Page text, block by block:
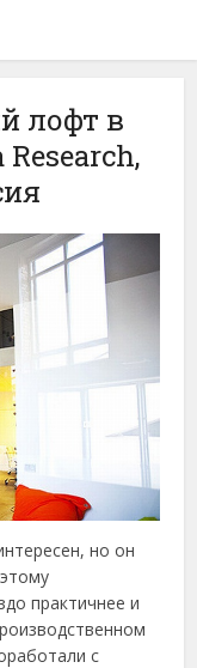
лофт в
но он
практичнее и
с